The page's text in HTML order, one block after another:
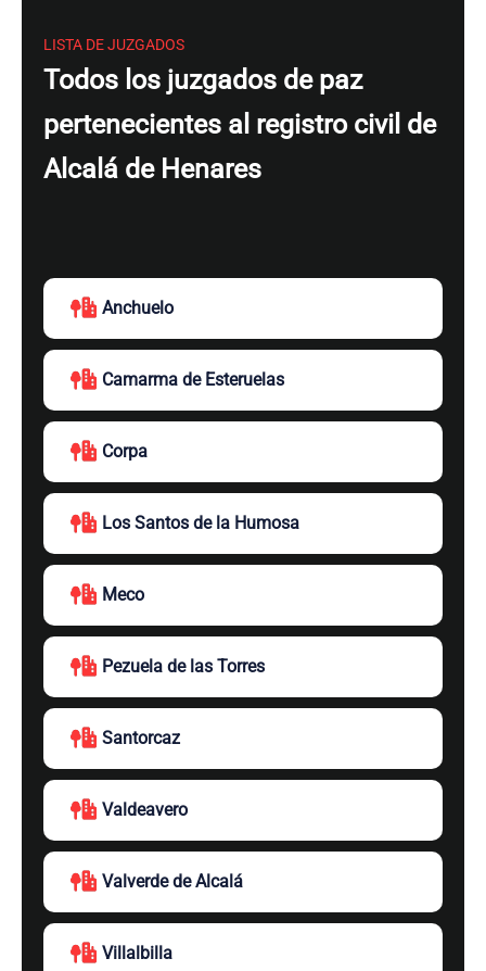
LISTA DE JUZGADOS
Todos los juzgados de paz
pertenecientes al registro civil de
Alcalá de Henares
Anchuelo
Camarma de Esteruelas
Corpa
Los Santos de la Humosa
Meco
Pezuela de las Torres
Santorcaz
Valdeavero
Valverde de Alcalá
Villalbilla